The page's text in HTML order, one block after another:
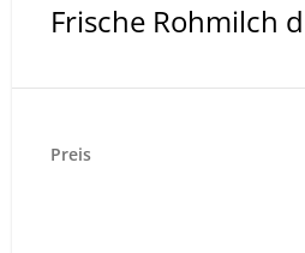
Frische Rohmilch
Preis